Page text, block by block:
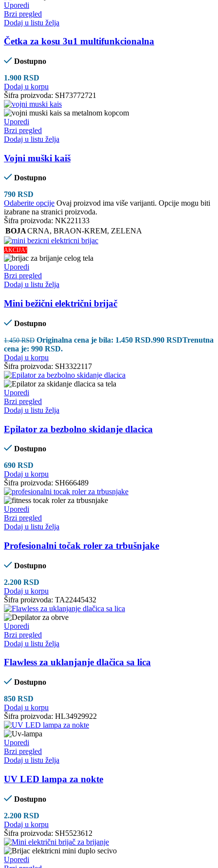
Uporedi
Brzi pregled
Dodaj u listu želja
Četka za kosu 3u1 multifunkcionalna
Dostupno
1.900 RSD
Dodaj u korpu
Šifra proizvoda: SH73772721
Uporedi
Brzi pregled
Dodaj u listu želja
Vojni muški kaiš
Dostupno
790 RSD
Odaberite opcije Ovaj proizvod ima više varijanti. Opcije mogu biti
izabrane na stranici proizvoda.
Šifra proizvoda: NK221133
BOJACRNA, BRAON-KREM, ZELENA
AKCIJA!
Uporedi
Brzi pregled
Dodaj u listu želja
Mini bežični električni brijač
Dostupno
1.450RSD Originalna cena je bila: 1.450 RSD.990 RSDTrenutna
cena je: 990 RSD.
Dodaj u korpu
Šifra proizvoda: SH3322117
Uporedi
Brzi pregled
Dodaj u listu želja
Epilator za bezbolno skidanje dlacica
Dostupno
690 RSD
Dodaj u korpu
Šifra proizvoda: SH666489
Uporedi
Brzi pregled
Dodaj u listu želja
Profesionalni točak roler za trbušnjake
Dostupno
2.200 RSD
Dodaj u korpu
Šifra proizvoda: TA22445432
Uporedi
Brzi pregled
Dodaj u listu želja
Flawless za uklanjanje dlačica sa lica
Dostupno
850 RSD
Dodaj u korpu
Šifra proizvoda: HL34929922
Uporedi
Brzi pregled
Dodaj u listu želja
UV LED lampa za nokte
Dostupno
2.200 RSD
Dodaj u korpu
Šifra proizvoda: SH5523612
Uporedi